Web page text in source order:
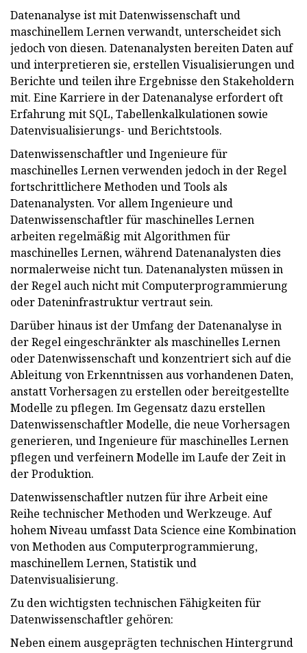
Datenanalyse ist mit Datenwissenschaft und
maschinellem Lernen verwandt, unterscheidet sich
jedoch von diesen. Datenanalysten bereiten Daten auf
und interpretieren sie, erstellen Visualisierungen und
Berichte und teilen ihre Ergebnisse den Stakeholdern
mit. Eine Karriere in der Datenanalyse erfordert oft
Erfahrung mit SQL, Tabellenkalkulationen sowie
Datenvisualisierungs- und Berichtstools.
Datenwissenschaftler und Ingenieure für
maschinelles Lernen verwenden jedoch in der Regel
fortschrittlichere Methoden und Tools als
Datenanalysten. Vor allem Ingenieure und
Datenwissenschaftler für maschinelles Lernen
arbeiten regelmäßig mit Algorithmen für
maschinelles Lernen, während Datenanalysten dies
normalerweise nicht tun. Datenanalysten müssen in
der Regel auch nicht mit Computerprogrammierung
oder Dateninfrastruktur vertraut sein.
Darüber hinaus ist der Umfang der Datenanalyse in
der Regel eingeschränkter als maschinelles Lernen
oder Datenwissenschaft und konzentriert sich auf die
Ableitung von Erkenntnissen aus vorhandenen Daten,
anstatt Vorhersagen zu erstellen oder bereitgestellte
Modelle zu pflegen. Im Gegensatz dazu erstellen
Datenwissenschaftler Modelle, die neue Vorhersagen
generieren, und Ingenieure für maschinelles Lernen
pflegen und verfeinern Modelle im Laufe der Zeit in
der Produktion.
Datenwissenschaftler nutzen für ihre Arbeit eine
Reihe technischer Methoden und Werkzeuge. Auf
hohem Niveau umfasst Data Science eine Kombination
von Methoden aus Computerprogrammierung,
maschinellem Lernen, Statistik und
Datenvisualisierung.
Zu den wichtigsten technischen Fähigkeiten für
Datenwissenschaftler gehören:
Neben einem ausgeprägten technischen Hintergrund